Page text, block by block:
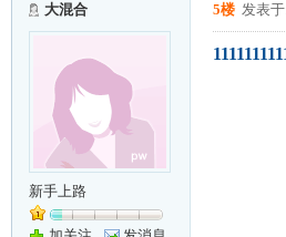
大混合
新手上路
5楼 发表